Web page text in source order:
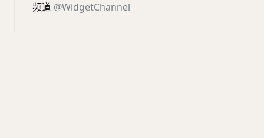
频道 @WidgetChannel